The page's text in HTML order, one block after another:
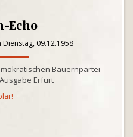
Echo
09.12.1958
Bauernpartei
Erfurt